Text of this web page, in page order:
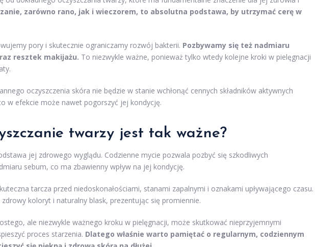
zarówno rano, jak i wieczorem, to absolutna podstawa, by utrzymać cerę w
pory i skutecznie ograniczamy rozwój bakterii. Pozbywamy się też nadmiaru
resztek makijażu. To niezwykle ważne, ponieważ tylko wtedy kolejne kroki w pielęgnacji
oczyszczenia skóra nie będzie w stanie wchłonąć cennych składników aktywnych
w efekcie może nawet pogorszyć jej kondycję.
twarzy jest tak ważne?
jej zdrowego wyglądu. Codzienne mycie pozwala pozbyć się szkodliwych
sebum, co ma zbawienny wpływ na jej kondycję.
tarcza przed niedoskonałościami, stanami zapalnymi i oznakami upływającego czasu.
koloryt i naturalny blask, prezentując się promiennie.
ale niezwykle ważnego kroku w pielęgnacji, może skutkować nieprzyjemnymi
proces starzenia. Dlatego właśnie warto pamiętać o regularnym, codziennym